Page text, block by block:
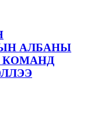
АЛБАНЫ
КОМАНД